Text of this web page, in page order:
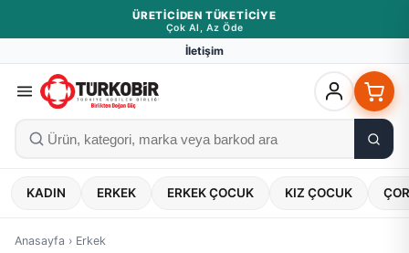
ÜRETICIDEN TÜKETICIYE
Çok Al, Az Öde
İletişim
KADIN ERKEK ERKEK ÇOCUK KIZ ÇOCUK
Anasayfa › Erkek